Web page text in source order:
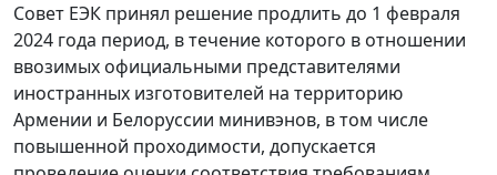
Совет ЕЭК принял решение продлить до 1 февраля
2024 года период, в течение которого в отношении
ввозимых официальными представителями
иностранных изготовителей на территорию
Армении и Белоруссии минивэнов, в том числе
повышенной проходимости, допускается